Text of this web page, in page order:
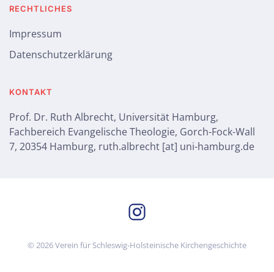
RECHTLICHES
Impressum
Datenschutzerklärung
KONTAKT
Prof. Dr. Ruth Albrecht, Universität Hamburg,
Fachbereich Evangelische Theologie, Gorch-Fock-Wall
7, 20354 Hamburg, ruth.albrecht [at] uni-hamburg.de
© 2026Verein für Schleswig-Holsteinische Kirchengeschichte